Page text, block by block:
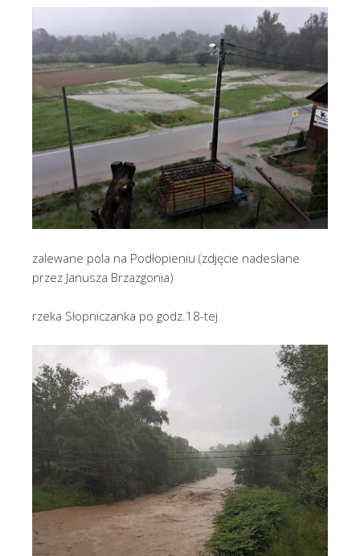
zalewane pola na Podłopieniu (zdjęcie nadesłane
przez Janusza Brzazgonia)
rzeka Słopniczanka po godz.18-tej